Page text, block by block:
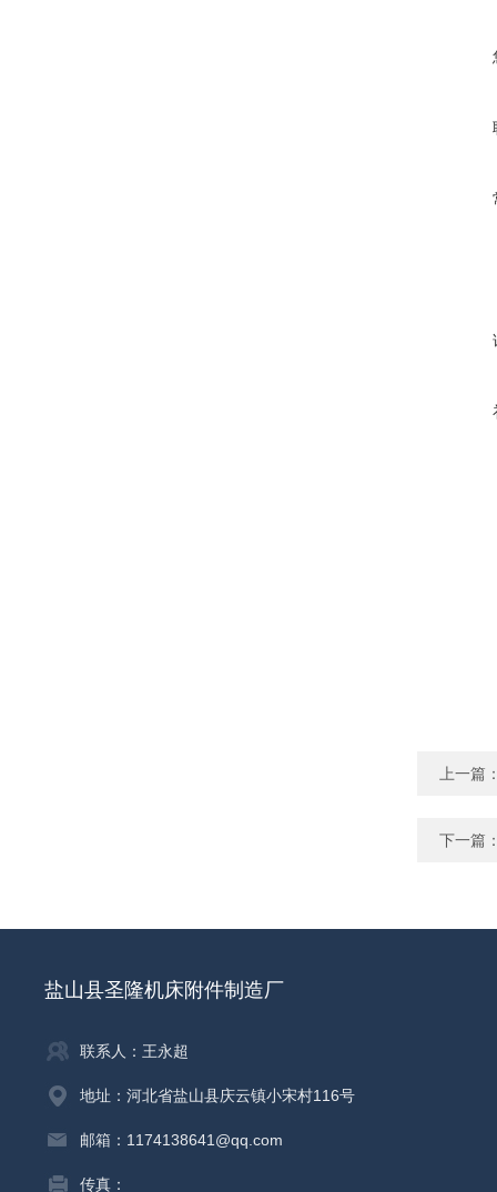
上一篇
下一篇
盐山县圣隆机床附件制造厂
联系人：王永超
地址：河北省盐山县庆云镇小宋村116号
邮箱：1174138641@qq.com
传真：